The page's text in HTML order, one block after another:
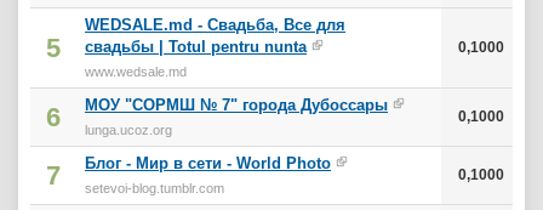
5
WEDSALE.md - Свадьба, Все для
свадьбы | Totul pentru nunta
www.wedsale.md
0,1000
6 МОУ "СОРМШ № 7" города Дубоссары
lunga.ucoz.org
0,1000
7 Блог - Мир в сети - World Photo
setevoi-blog.tumblr.com
0,1000